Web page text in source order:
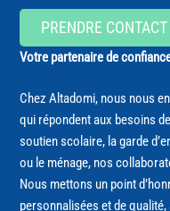
PRENDRE CONTACT
Votre partenaire de
Chez Altadomi, nous nous
qui répondent aux besoins
soutien scolaire, la garde
ou le ménage, nos
Nous mettons un point
personnalisées et de